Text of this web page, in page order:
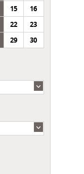
15
16
22
23
29 30